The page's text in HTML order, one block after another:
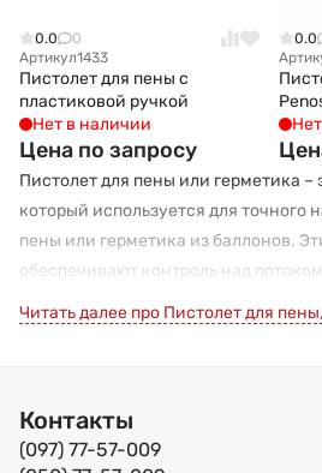
0.0
0
Артикул1433
Пистолет для пены с
пластиковой ручкой
Нет в наличии
Цена по запросу
0.0
Пистолет для пены или герметика –
который используется для
пены или герметика из баллонов.
обеспечивают контроль над
трещины.
или герметика:
Ручка: удобная для удержания
Читать далее про Пистолет для
Контакты
(097) 77-57-009